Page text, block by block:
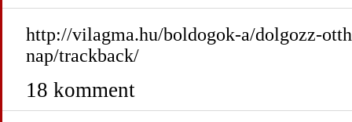
http://vilagma.hu/boldogok-a/dolgozz-
nap/trackback/
18 komment